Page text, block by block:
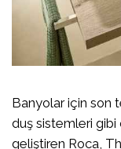
Banyolar için son
duş sistemleri
geliştiren Roca,